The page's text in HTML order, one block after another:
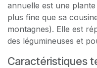
annuelle est une
plus fine que sa
montagnes). Elle est
des légumineuses et
Caractéristiques